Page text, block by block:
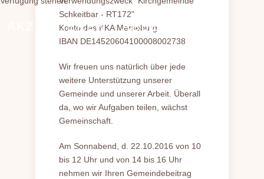
Schkeitbar - RT172"
Konto des KKA Merseburg
IBAN DE14520604100008002738
Wir freuen uns natürlich über jede
weitere Unterstützung unserer
Gemeinde und unserer Arbeit. Überall
da, wo wir Aufgaben teilen, wächst
Gemeinschaft.
Am Sonnabend, d. 22.10.2016 von 10
bis 12 Uhr und von 14 bis 16 Uhr
nehmen wir Ihren Gemeindebeitrag
AKZEPTIEREN ABLEHNEN